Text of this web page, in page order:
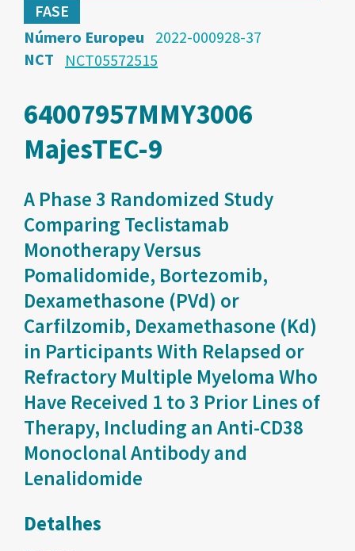
FASE
Número Europeu
2022-000928-37
NCT
NCT05572515
64007957MMY3006
MajesTEC-9
A Phase 3 Randomized Study
Comparing Teclistamab
Monotherapy Versus
Pomalidomide, Bortezomib,
Dexamethasone (PVd) or
Carfilzomib, Dexamethasone (Kd)
in Participants With Relapsed or
Refractory Multiple Myeloma Who
Have Received 1 to 3 Prior Lines of
Therapy, Including an Anti-CD38
Monoclonal Antibody and
Lenalidomide
Detalhes